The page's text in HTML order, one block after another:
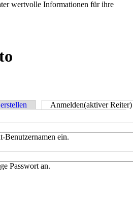
wertvolle Informationen für ihre
Anmelden(aktiver Reiter)
Benutzernamen ein.
Passwort an.